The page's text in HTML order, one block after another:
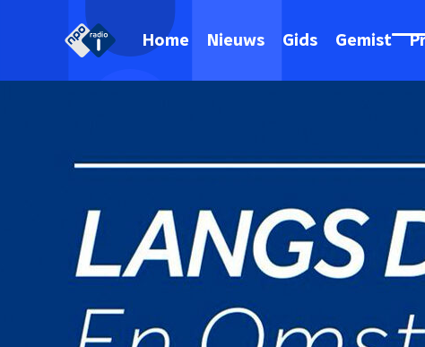
Home Nieuws Gids Gemist